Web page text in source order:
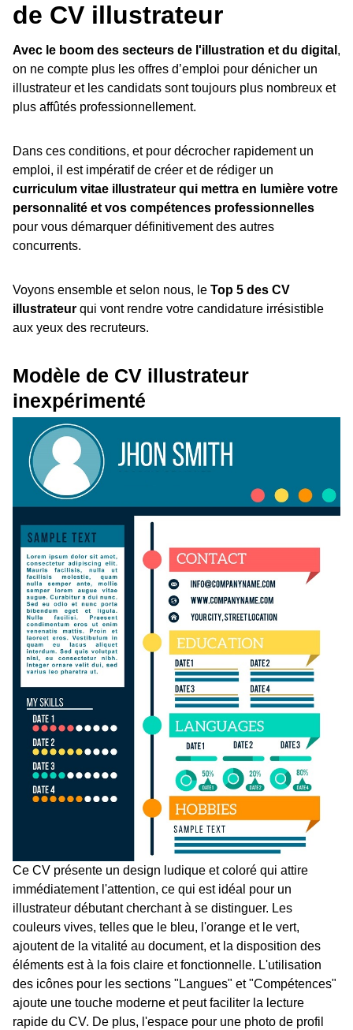
de CV illustrateur
Avec le boom des secteurs de l'illustration et du digital ,
on ne compte plus les offres d’emploi pour dénicher un
illustrateur et les candidats sont toujours plus nombreux et
plus affûtés professionnellement.
Dans ces conditions, et pour décrocher rapidement un
emploi, il est impératif de créer et de rédiger un
curriculum vitae illustrateur qui mettra en lumière votre
personnalité et vos compétences professionnelles
pour vous démarquer définitivement des autres
concurrents.
Voyons ensemble et selon nous, le Top 5 des CV
illustrateur qui vont rendre votre candidature irrésistible
aux yeux des recruteurs.
Modèle de CV illustrateur
inexpérimenté
Ce CV présente un design ludique et coloré qui attire
immédiatement l'attention, ce qui est idéal pour un
illustrateur débutant cherchant à se distinguer. Les
couleurs vives, telles que le bleu, l'orange et le vert,
ajoutent de la vitalité au document, et la disposition des
éléments est à la fois claire et fonctionnelle. L'utilisation
des icônes pour les sections "Langues" et "Compétences"
ajoute une touche moderne et peut faciliter la lecture
rapide du CV. De plus, l'espace pour une photo de profil